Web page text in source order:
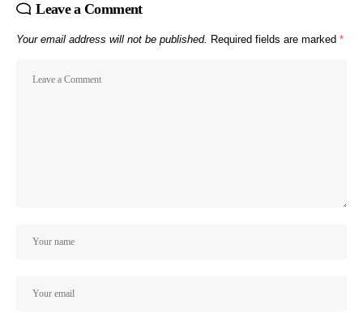
Leave a Comment
Your email address will not be published. Required fields are marked *